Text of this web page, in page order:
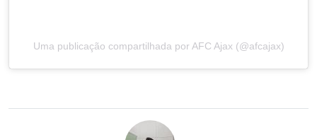
Uma publicação compartilhada por AFC Ajax (@afcajax)